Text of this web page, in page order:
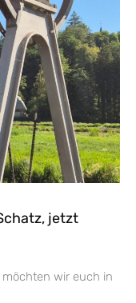
jetzt
möchten wir euch in